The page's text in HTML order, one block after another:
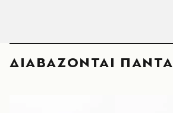
ΔΙΑΒΑΖΟΝΤΑΙ ΠΑΝΤΑ